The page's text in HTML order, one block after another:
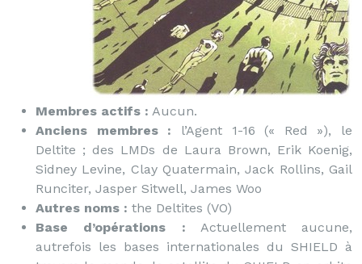
Membres actifs : Aucun.
Anciens membres : l’Agent 1-16 (« Red »), le
Deltite ; des LMDs de Laura Brown, Erik Koenig,
Sidney Levine, Clay Quatermain, Jack Rollins, Gail
Runciter, Jasper Sitwell, James Woo
Autres noms : the Deltites (VO)
Base d’opérations : Actuellement aucune,
autrefois les bases internationales du SHIELD à